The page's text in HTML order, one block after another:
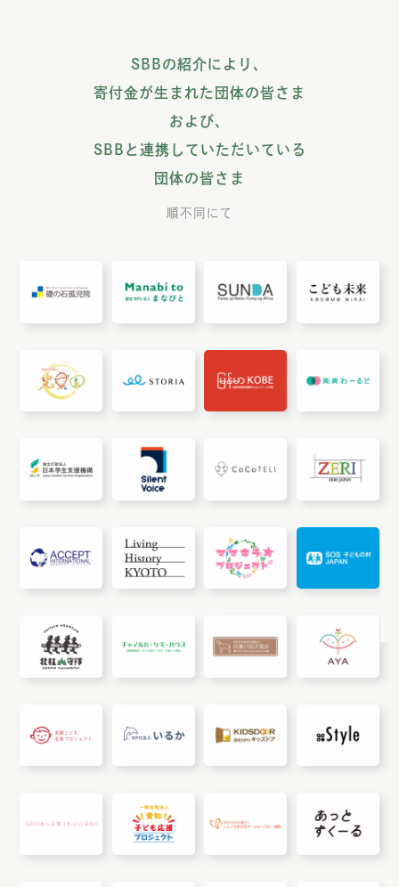
SBBの紹介により、
寄付金が生まれた団体の皆さま
および、
SBBと連携していただいている
団体の皆さま
順不同にて